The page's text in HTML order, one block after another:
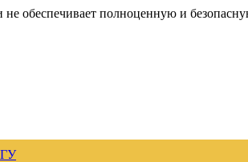
не обеспечивает полноценную и